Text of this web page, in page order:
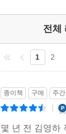
전체
1 2
종이책 구매 주
몇 년 전 김영하